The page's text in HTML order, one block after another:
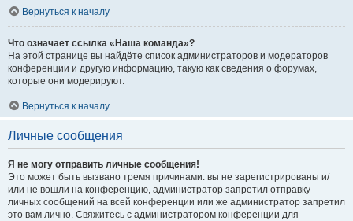
Вернуться к началу
Что означает ссылка «Наша команда»?
На этой странице вы найдёте список администраторов и модераторов
конференции и другую информацию, такую как сведения о форумах,
которые они модерируют.
Вернуться к началу
Личные сообщения
Я не могу отправить личные сообщения!
Это может быть вызвано тремя причинами: вы не зарегистрированы и/
или не вошли на конференцию, администратор запретил отправку
личных сообщений на всей конференции или же администратор запретил
это вам лично. Свяжитесь с администратором конференции для